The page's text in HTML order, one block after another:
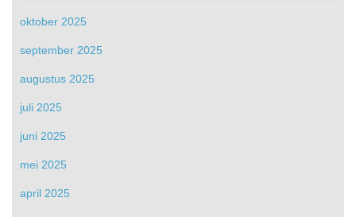
oktober 2025
september 2025
augustus 2025
juli 2025
juni 2025
mei 2025
april 2025